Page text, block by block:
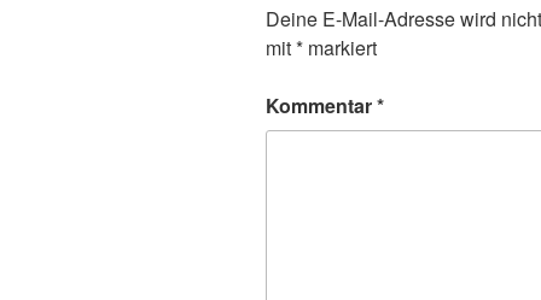
Deine E-Mail-Adresse wird
mit* markiert
Kommentar*